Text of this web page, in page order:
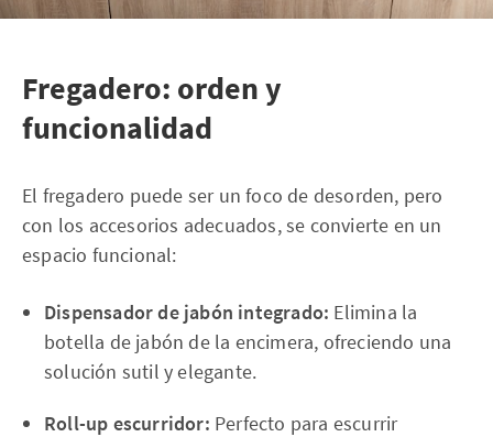
Fregadero: orden y
funcionalidad
El fregadero puede ser un foco de desorden, pero
con los accesorios adecuados, se convierte en un
espacio funcional:
Dispensador de jabón integrado: Elimina la
botella de jabón de la encimera, ofreciendo una
solución sutil y elegante.
Roll-up escurridor: Perfecto para escurrir